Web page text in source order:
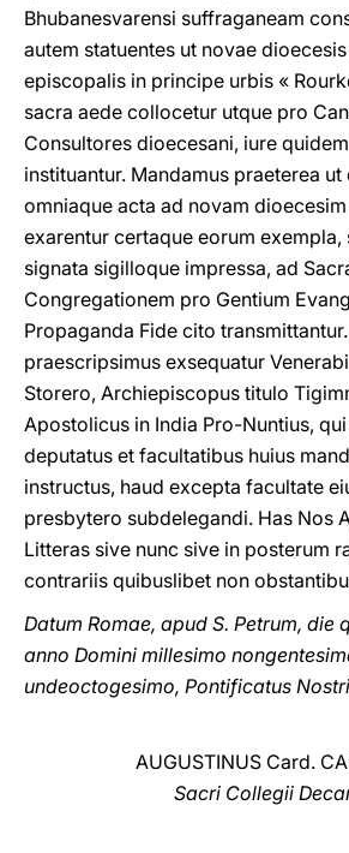
Bhubanesvarensi suffraganeam
autem statuentes ut novae
episcopalis in principe urbis «
sacra aede collocetur utque pro
Consultores dioecesani, iure
instituantur. Mandamus praeterea
omniaque acta ad novam
exarentur certaque eorum exempla,
signata sigilloque impressa, ad
Congregationem pro Gentium
Propaganda Fide cito
praescripsimus exsequatur
Storero, Archiepiscopus titulo
Apostolicus in India Pro-Nuntius,
deputatus et facultatibus huius
instructus, haud excepta facultate
presbytero subdelegandi. Has Nos
Litteras sive nunc sive in posterum
contrariis quibuslibet non
Datum Romae, apud S. Petrum, die
anno Domini millesimo
undeoctogesimo, Pontificatus
AUGUSTINUS Card.
Sacri Collegii